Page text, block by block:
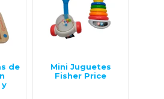
de
y
Mini Juguetes
Fisher Price